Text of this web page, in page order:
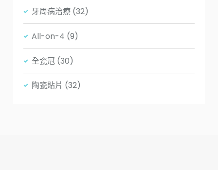
牙周病治療 (32)
All-on-4 (9)
全瓷冠 (30)
陶瓷貼片 (32)